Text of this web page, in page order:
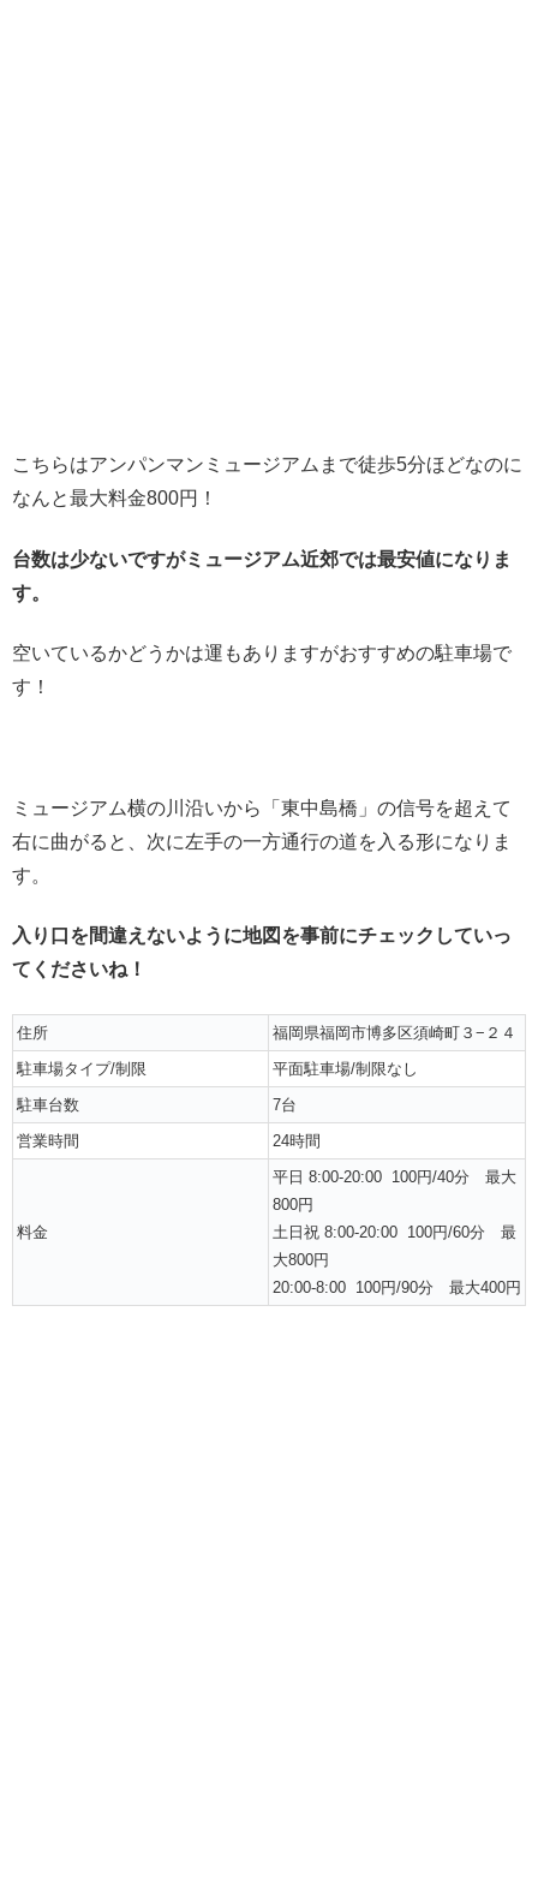
こちらはアンパンマンミュージアムまで徒歩5分ほどなのに
なんと最大料金800円！
台数は少ないですがミュージアム近郊では最安値になりま
す。
空いているかどうかは運もありますがおすすめの駐車場で
す！
ミュージアム横の川沿いから「東中島橋」の信号を超えて
右に曲がると、次に左手の一方通行の道を入る形になりま
す。
入り口を間違えないように地図を事前にチェックしていっ
てくださいね！
住所
福岡県福岡市博多区須崎町３−２４
駐車場タイプ/制限
平面駐車場/制限なし
駐車台数
7台
営業時間
24時間
料金
平日 8:00-20:00 100円/40分 最大
800円
土日祝 8:00-20:00 100円/60分 最
大800円
20:00-8:00 100円/90分 最大400円